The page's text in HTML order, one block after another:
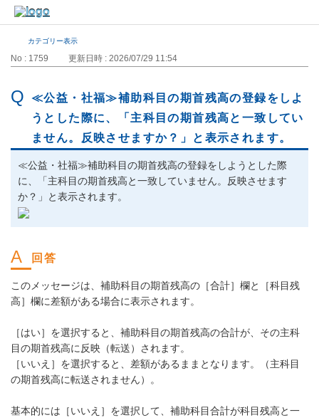
カテゴリー表示
No : 1759 更新日時 : 2026/07/29 11:54
≪公益・社福≫補助科目の期首残高の登録をしよ
うとした際に、「主科目の期首残高と一致してい
ません。反映させますか？」と表示されます。
≪公益・社福≫補助科目の期首残高の登録をしようとした際
に、「主科目の期首残高と一致していません。反映させます
か？」と表示されます。
このメッセージは、補助科目の期首残高の［合計］欄と［科目残
高］欄に差額がある場合に表示されます。
［はい］を選択すると、補助科目の期首残高の合計が、その主科
目の期首残高に反映（転送）されます。
［いいえ］を選択すると、差額があるままとなります。（主科目
の期首残高に転送されません）。
基本的には［いいえ］を選択して、補助科目合計が科目残高と一